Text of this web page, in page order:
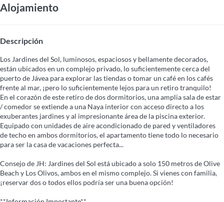
Alojamiento
Descripción
Los Jardines del Sol, luminosos, espaciosos y bellamente decorados,
están ubicados en un complejo privado, lo suficientemente cerca del
puerto de Jávea para explorar las tiendas o tomar un café en los cafés
frente al mar, ¡pero lo suficientemente lejos para un retiro tranquilo!
En el corazón de este retiro de dos dormitorios, una amplia sala de estar
/ comedor se extiende a una Naya interior con acceso directo a los
exuberantes jardines y al impresionante área de la piscina exterior.
Equipado con unidades de aire acondicionado de pared y ventiladores
de techo en ambos dormitorios, el apartamento tiene todo lo necesario
para ser la casa de vacaciones perfecta...
Consejo de JH: Jardines del Sol está ubicado a solo 150 metros de Olive
Beach y Los Olivos, ambos en el mismo complejo. Si vienes con familia,
¡reservar dos o todos ellos podría ser una buena opción!